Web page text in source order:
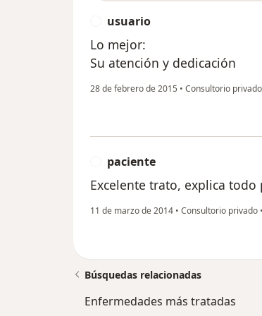
usuario
Lo mejor:
Su atención y dedicación
28 de febrero de 2015 • Consultorio privado
paciente
Excelente trato, explica
11 de marzo de 2014 • Consultorio privado •
Búsquedas relacionadas
Enfermedades más tratadas